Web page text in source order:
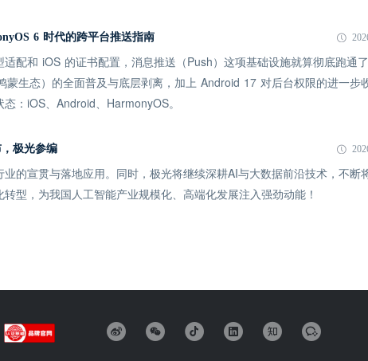
6 时代的跨平台推送指南
配和 iOS 的证书配置，消息推送（Push）这项基础设施就算彻底跑通
生态）的全面普及与底层剥离，加上 Android 17 对后台权限的进一步
：iOS、Android、HarmonyOS。
极光参编
的宣贯与落地应用。同时，极光将继续深耕AI与大数据前沿技术，不断
型，为我国人工智能产业规模化、高端化发展注入强劲动能！